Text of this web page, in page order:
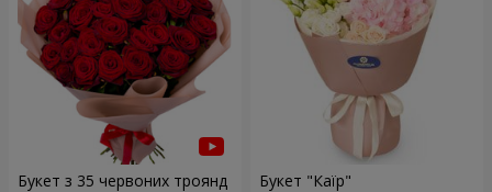
Букет з 35 червоних троянд Букет "Каїр"